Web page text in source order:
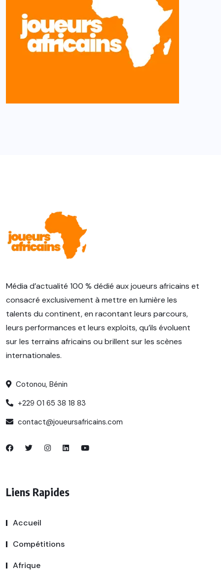
Média d’actualité 100 % dédié aux joueurs africains et
consacré exclusivement à mettre en lumière les
talents du continent, en racontant leurs parcours,
leurs performances et leurs exploits, qu’ils évoluent
sur les terrains africains ou brillent sur les scènes
internationales.
Cotonou, Bénin
+229 01 65 38 18 83
contact@joueursafricains.com
Liens Rapides
Accueil
Compétitions
Afrique